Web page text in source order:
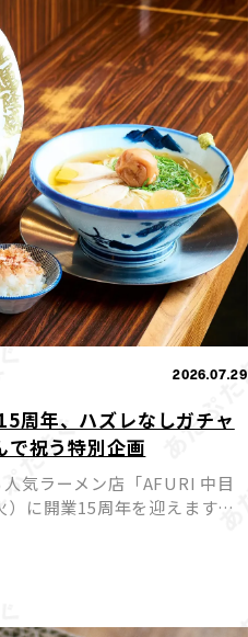
2026.07.29
周年、ハズレなしガチャ
で祝う特別企画
気ラーメン店「AFURI 中目
に開業15周年を迎えます。